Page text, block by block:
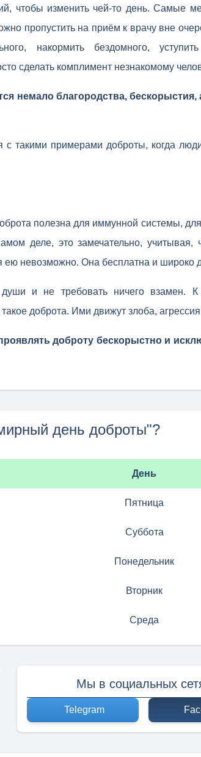
чтобы изменить чей-то день. Самые
пропустить на приём к врачу вне
накормить бездомного,
сделать комплимент незнакомому
немало благородства, бескорыстия,
с такими примерами доброты, когда
полезна для иммунной системы,
деле, это замечательно, учитывая,
невозможно. Она бесплатна и широко
и не требовать ничего взамен.
доброта. Ими движут злоба, агрессия
доброту бескорыстно и
день доброты"?
День
Пятница
Суббота
Понедельник
Вторник
Среда
Мы в социальных
Telegram